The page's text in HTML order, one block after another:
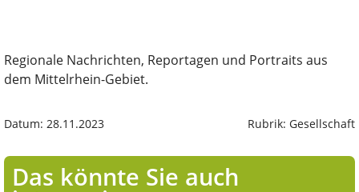
Regionale Nachrichten, Reportagen und Portraits aus
dem Mittelrhein-Gebiet.
Datum: 28.11.2023 Rubrik: Gesellschaft
Das könnte Sie auch